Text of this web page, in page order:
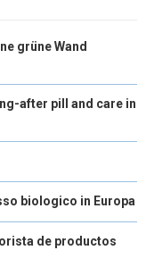
grüne Wand
after pill and care in
biologico in Europa
de productos